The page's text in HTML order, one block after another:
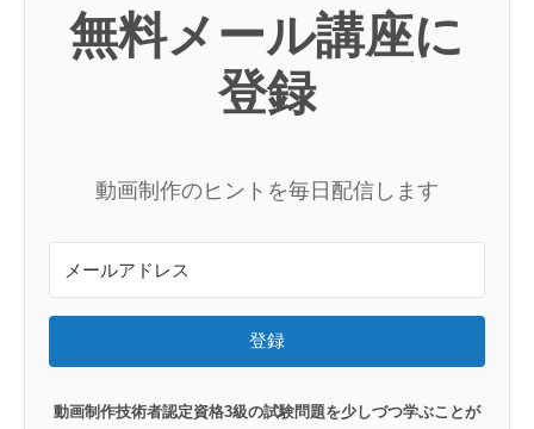
無料メール講座に
登録
動画制作のヒントを毎日配信します
登録
動画制作技術者認定資格3級の試験問題を少しづつ学ぶことが